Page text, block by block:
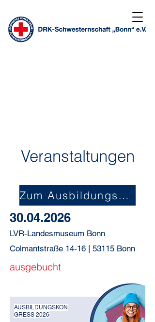
Veranstaltungen
Zum Ausbildungskongress
30.04.2026
LVR-Landesmuseum Bonn
Colmantstraße 14-16 | 53115 Bonn
ausgebucht
AUSBILDUNGSKON
GRESS 2026